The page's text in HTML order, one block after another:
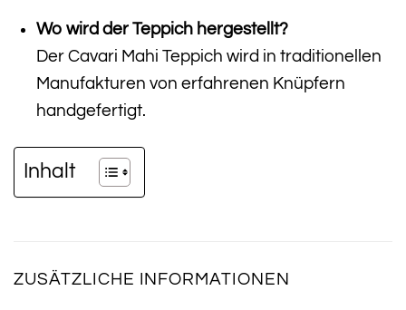
Wo wird der Teppich hergestellt?
Der Cavari Mahi Teppich wird in traditionellen
Manufakturen von erfahrenen Knüpfern
handgefertigt.
Inhalt
ZUSÄTZLICHE INFORMATIONEN